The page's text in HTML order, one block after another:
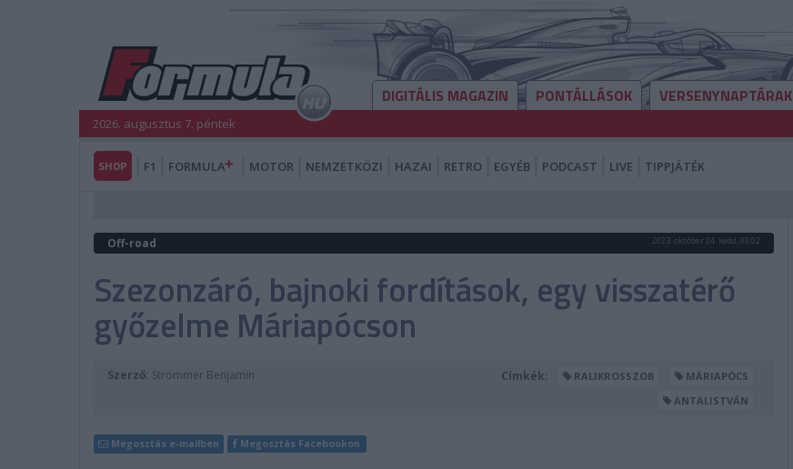
DIGITÁLIS MAGAZIN PONTÁLLÁSOK VERSENYNAPTÁRAK
2026. augusztus 7. péntek
SHOP F1 FORMULA MOTOR NEMZETKÖZI HAZAI RETRO EGYÉB PODCAST LIVE TIPPJÁTÉK
Off-road 2023. október 24. kedd, 08:02
Szezonzáró, bajnoki fordítások, egy visszatérő
győzelme Máriapócson
Szerző: Strommer Benjamin Címkék: RALIKROSSZOB
MÁRIAPÓCS
ANTALISTVÁN
Megosztás e-mailben Megosztás Facebookon